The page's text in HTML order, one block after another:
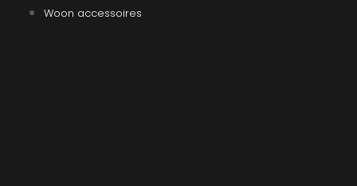
Woon accessoires